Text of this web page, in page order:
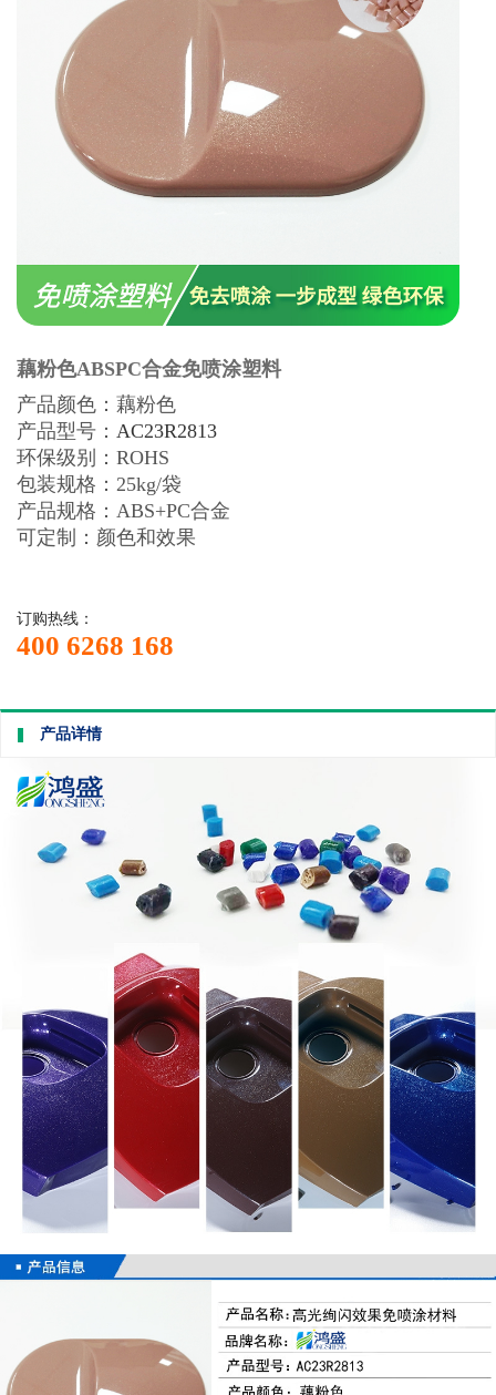
藕粉色ABSPC合金免喷涂塑料
产品颜色：藕粉色
产品型号： AC23R2813
环保级别： ROHS
包装规格：25kg/袋
产品规格：ABS+PC合金
可定制：颜色和效果
订购热线：
400 6268 168
产品详情